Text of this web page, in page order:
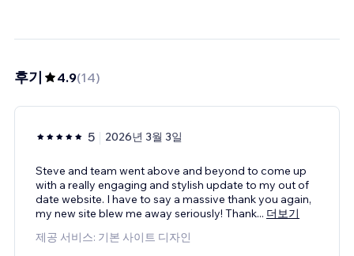
후기 4.9(14)
5 2026년 3월 3일
Steve and team went above and beyond to come up
with a really engaging and stylish update to my out of
date website. I have to say a massive thank you again,
my new site blew me away seriously! Thank... 더보기
제공 서비스: 기본 사이트 디자인